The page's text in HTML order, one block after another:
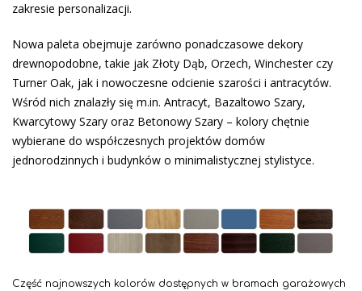
zakresie personalizacji.
Nowa paleta obejmuje zarówno ponadczasowe dekory
drewnopodobne, takie jak Złoty Dąb, Orzech, Winchester czy
Turner Oak, jak i nowoczesne odcienie szarości i antracytów.
Wśród nich znalazły się m.in. Antracyt, Bazaltowo Szary,
Kwarcytowy Szary oraz Betonowy Szary – kolory chętnie
wybierane do współczesnych projektów domów
jednorodzinnych i budynków o minimalistycznej stylistyce.
Część najnowszych kolorów dostępnych w bramach garażowych